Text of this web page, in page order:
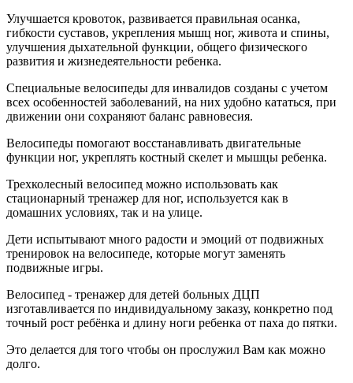
Улучшается кровоток, развивается правильная осанка,
гибкости суставов, укрепления мышц ног, живота и спины,
улучшения дыхательной функции, общего физического
развития и жизнедеятельности ребенка.
Специальные велосипеды для инвалидов созданы с учетом
всех особенностей заболеваний, на них удобно кататься, при
движении они сохраняют баланс равновесия.
Велосипеды помогают восстанавливать двигательные
функции ног, укреплять костный скелет и мышцы ребенка.
Трехколесный велосипед можно использовать как
стационарный тренажер для ног, используется как в
домашних условиях, так и на улице.
Дети испытывают много радости и эмоций от подвижных
тренировок на велосипеде, которые могут заменять
подвижные игры.
Велосипед - тренажер для детей больных ДЦП
изготавливается по индивидуальному заказу, конкретно под
точный рост ребёнка и длину ноги ребенка от паха до пятки.
Это делается для того чтобы он прослужил Вам как можно
долго.